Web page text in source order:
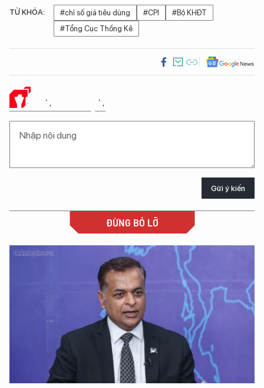
TỪ KHÓA: #chỉ số giá tiêu dùng #CPI
#Bộ KHĐT
#Tổng Cục Thống Kê
Ý KIẾN CỦA BẠN
Gửi ý kiến
ĐỪNG BỎ LỠ